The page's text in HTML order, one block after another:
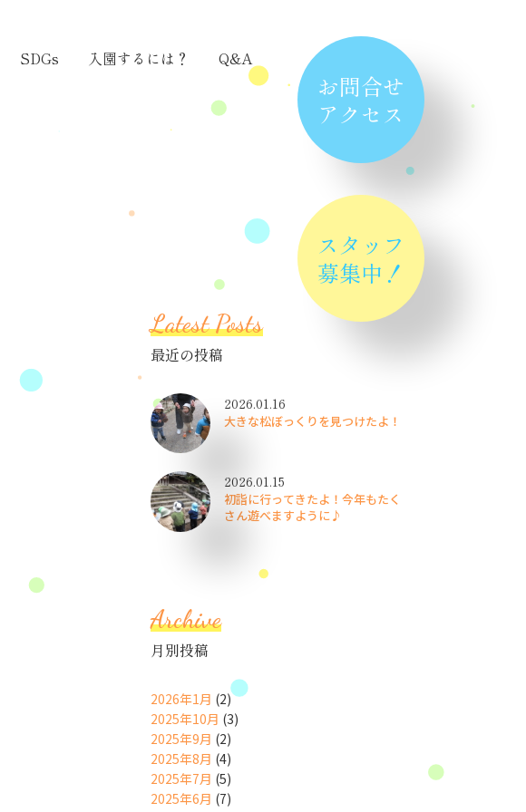
お問合せ
アクセス
スタッフ
募集中！
SDGs 入園するには？ Q&A
Latest Posts
最近の投稿
2026.01.16
大きな松ぼっくりを見つけたよ！
2026.01.15
初詣に行ってきたよ！今年もたく
さん遊べますように♪
Archive
月別投稿
2026年1月 (2)
2025年10月 (3)
2025年9月 (2)
2025年8月 (4)
2025年7月 (5)
2025年6月 (7)